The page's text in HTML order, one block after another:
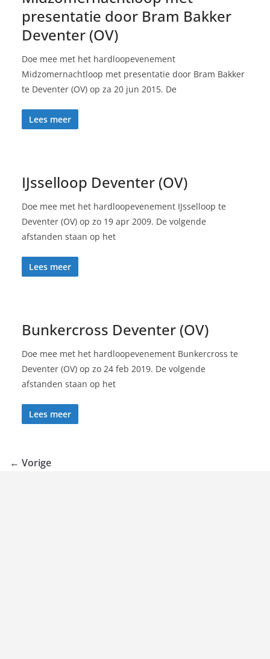
presentatie door Bram Bakker
Deventer (OV)
Doe mee met het hardloopevenement
Midzomernachtloop met presentatie door Bram Bakker
te Deventer (OV) op za 20 jun 2015. De
Lees meer
IJsselloop Deventer (OV)
Doe mee met het hardloopevenement IJsselloop te
Deventer (OV) op zo 19 apr 2009. De volgende
afstanden staan op het
Lees meer
Bunkercross Deventer (OV)
Doe mee met het hardloopevenement Bunkercross te
Deventer (OV) op zo 24 feb 2019. De volgende
afstanden staan op het
Lees meer
← Vorige